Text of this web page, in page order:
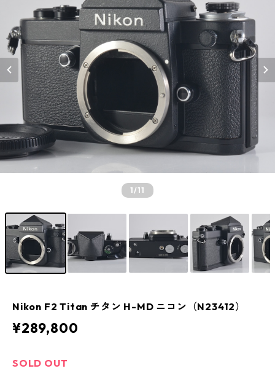
1/11
Nikon F2 Titan チタン H-MD ニコン（N23412）
¥289,800
SOLD OUT